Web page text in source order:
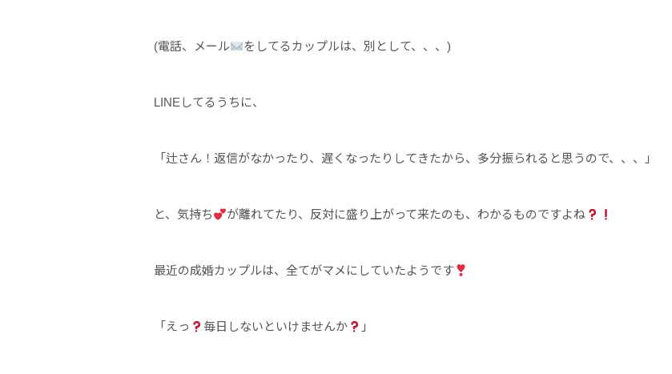
(電話、メール をしてるカップルは、別として、、、)
LINEしてるうちに、
「辻さん！返信がなかったり、遅くなったりしてきたから、多分振られると思うので、、、」
と、気持ち が離れてたり、反対に盛り上がって来たのも、わかるものですよね
最近の成婚カップルは、全てがマメにしていたようです
「えっ 毎日しないといけませんか 」